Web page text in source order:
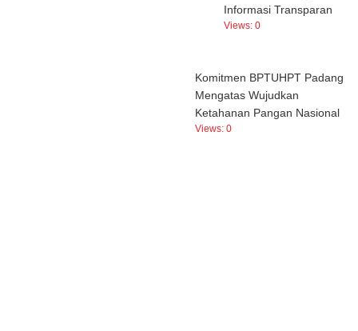
Informasi Transparan
Views: 0
Komitmen BPTUHPT Padang
Mengatas Wujudkan
Ketahanan Pangan Nasional
Views: 0